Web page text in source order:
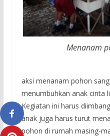
Menanam
aksi menanam pohon
menumbuhkan anak cinta
Kegiatan ini harus
anak juga harus turut
pohon di rumah masing-